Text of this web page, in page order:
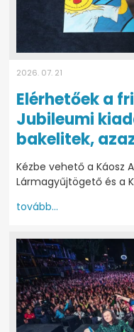
2026. 07. 21
Elérhetőek a
Jubileumi
bakelitek,
Kézbe vehető a Káosz
Lármagyűjtögető és a
tovább...